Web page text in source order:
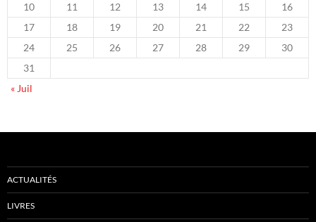
10
11 12 13 14 15
16
17
18 19 20 21 22
23
24
25 26 27 28 29
30
31
« Juil
ACTUALITÉS
LIVRES